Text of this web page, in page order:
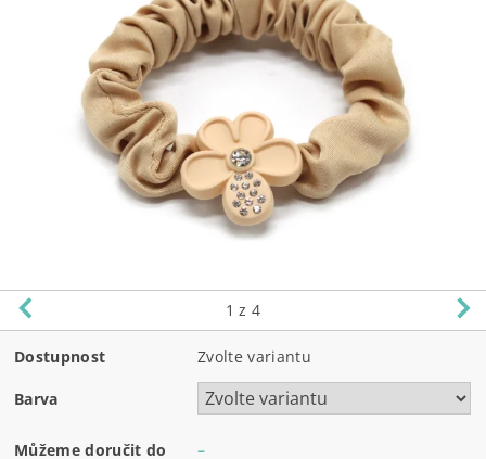
1 z 4
Dostupnost Zvolte variantu
Barva
Můžeme doručit do –